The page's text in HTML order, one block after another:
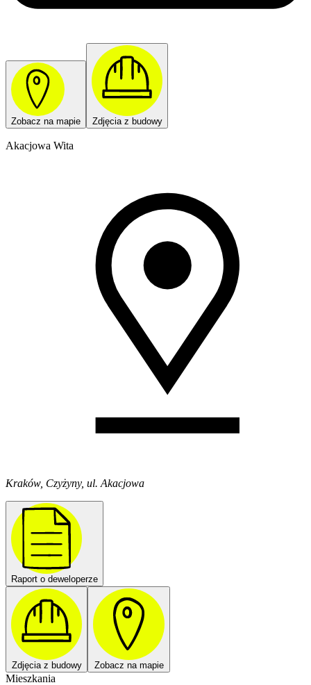
Zobacz na mapie Zdjęcia z budowy
Akacjowa Wita
Kraków, Czyżyny, ul. Akacjowa
Raport o deweloperze
Zdjęcia z budowy Zobacz na mapie
Mieszkania